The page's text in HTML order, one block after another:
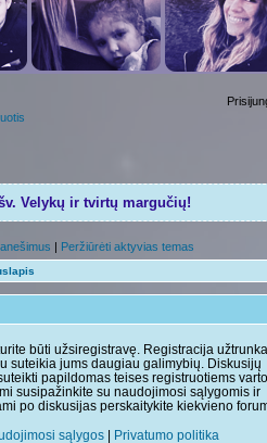
Velykų ir tvirtų margučių!
| Peržiūrėti aktyvias temas
būti užsiregistravę. Registracija
suteikia jums daugiau galimybių. Diskusijų
papildomas teises registruotiems
susipažinkite su naudojimosi sąlygomis ir
po diskusijas perskaitykite kiekvieno
sąlygos | Privatumo politika